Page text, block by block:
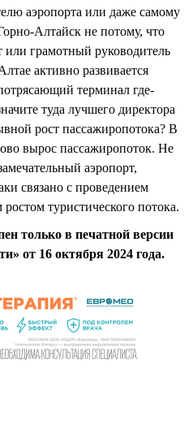
аэропорта или даже самому
Алтайск не потому, что
или грамотный руководитель
активно развивается
терминал где-
туда лучшего директора
рост пассажиропотока? В
вырос пассажиропоток. Не
аэропорт,
связано с проведением
туристического потока.
только в печатной версии
от 16 октября 2024 года.